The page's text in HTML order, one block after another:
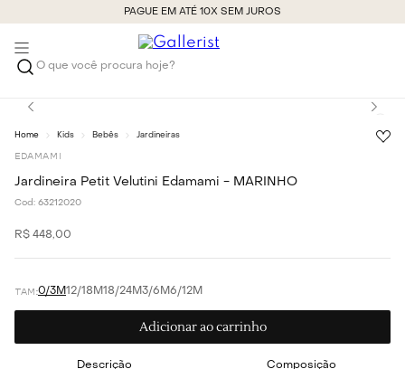
PAGUE EM ATÉ 10X SEM JUROS
O que você procura hoje?
Kids Bebês Jardineiras
EDAMAMI
Jardineira Petit Velutini Edamami - MARINHO
Cod: 63212020
R$ 448,00
0/3M12/18M18/24M3/6M6/12M
Adicionar ao carrinho
Descrição Composição